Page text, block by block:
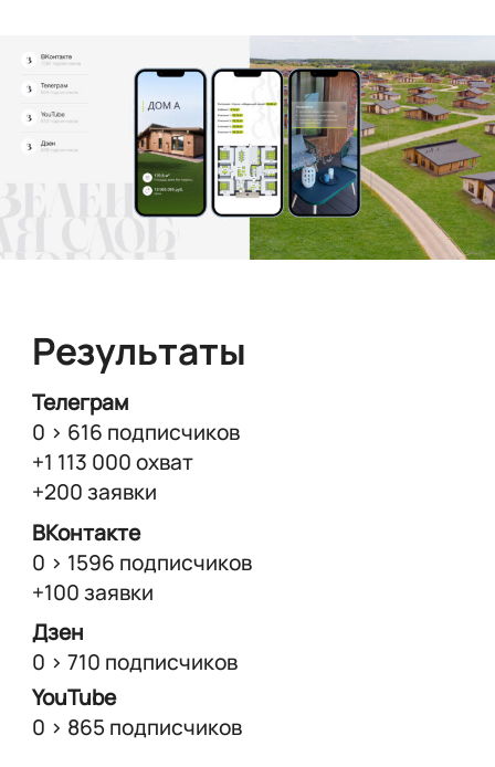
Результаты
Телеграм
0 > 616 подписчиков
+1 113 000 охват
+200 заявки
ВКонтакте
0 > 1596 подписчиков
+100 заявки
Дзен
0 > 710 подписчиков
YouTube
0 > 865 подписчиков